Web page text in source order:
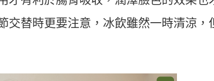
交替時更要注意，冰飲雖然一時清涼，